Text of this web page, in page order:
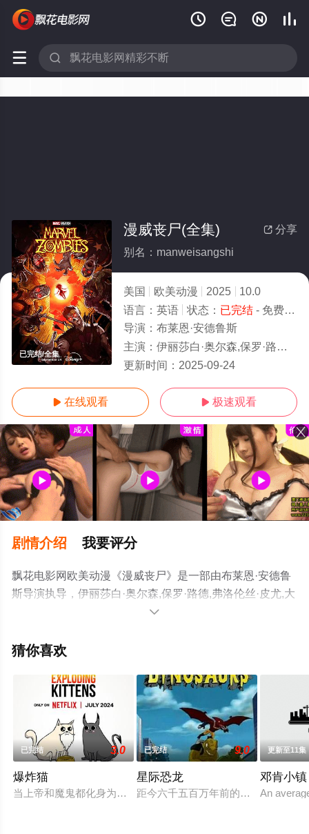
   
 
已完结/全集
 分享
漫威丧尸(全集)
别名：manweisangshi
美国 欧美动漫 2025
10.0
语言： 英语 状态： 已完结- 免费在线观看
导演： 布莱恩·安德鲁斯
主演： 伊丽莎白·奥尔森,保罗·路德,弗洛伦丝·皮尤,大卫·哈伯,泰莎·汤普森,刘思慕,海莉·斯坦菲尔德,奥卡菲娜,怀亚特·罗素,兰道尔·朴,
更新时间： 2025-09-24
 在线观看  极速观看
剧情介绍 我要评分
飘花电影网欧美动漫《漫威丧尸》是一部由布莱恩·安德鲁
斯导演执导，伊丽莎白·奥尔森,保罗·路德,弗洛伦丝·皮尤,大
卫·哈伯,泰莎·汤普森,刘思慕,海莉·斯坦菲尔德,奥卡菲娜,怀
姆斯等演员精彩演绎的美国动漫，大结局剧情已揭晓（已
花影院，更多相关信息可移步至豆瓣动漫、电视猫或剧情
网等平台了解。

猜你喜欢
已完结 3.0
爆炸猫
当上帝和魔鬼都化身为矮胖的家猫被送到地球上时，一场永恒的
已完结 9.0
星际恐龙
距今六千五百万年前的远古时代，大
更新至11集
邓肯小镇
An